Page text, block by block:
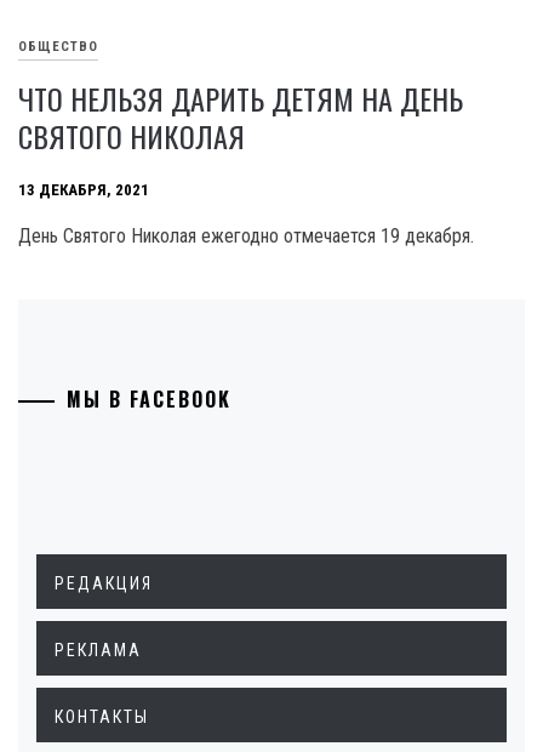
ОБЩЕСТВО
ЧТО НЕЛЬЗЯ ДАРИТЬ ДЕТЯМ НА ДЕНЬ
СВЯТОГО НИКОЛАЯ
13 ДЕКАБРЯ, 2021
День Святого Николая ежегодно отмечается 19 декабря.
МЫ В FACEBOOK
РЕДАКЦИЯ
РЕКЛАМА
КОНТАКТЫ